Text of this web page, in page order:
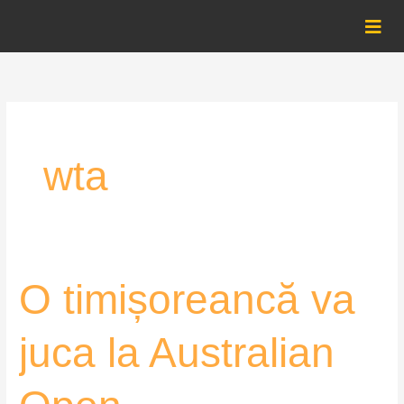
content
wta
O timișoreancă va
juca la Australian
O
timișoreancă
la
Australian